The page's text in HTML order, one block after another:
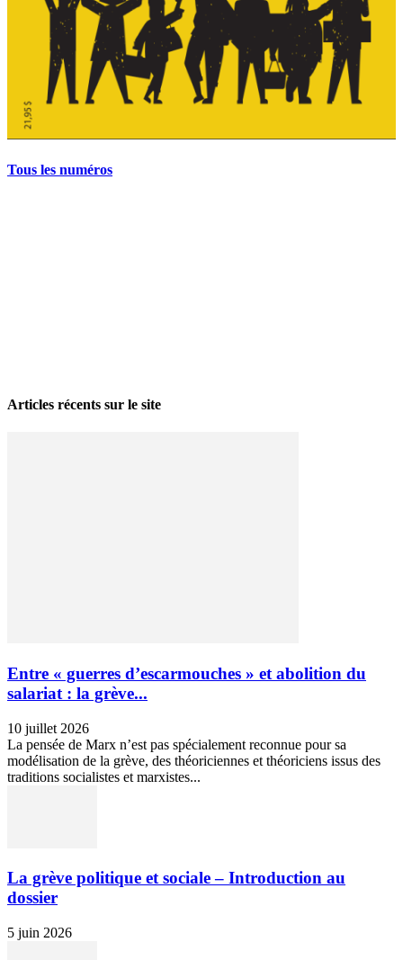
Tous les numéros
Articles récents sur le site
Entre « guerres d’escarmouches » et abolition du
salariat : la grève...
10 juillet 2026
La pensée de Marx n’est pas spécialement reconnue pour sa
modélisation de la grève, des théoriciennes et théoriciens issus des
traditions socialistes et marxistes...
La grève politique et sociale – Introduction au
dossier
5 juin 2026